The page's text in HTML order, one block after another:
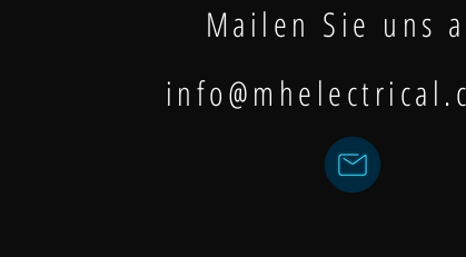
Mailen Sie uns